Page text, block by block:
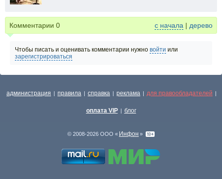
Комментарии 0 с начала | дерево
Чтобы писать и оценивать комментарии нужно войти или
зарегистрироваться
администрация | правила | справка | реклама | для правообладателей |
оплата VIP | блог
© 2008-2026 ООО « Инфон »